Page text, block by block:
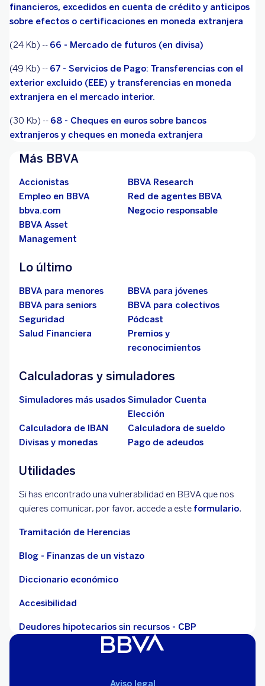
financieros, excedidos en cuenta de crédito y anticipos
sobre efectos o certificaciones en moneda extranjera
(24 Kb) -- 66 - Mercado de futuros (en divisa)
(49 Kb) -- 67 - Servicios de Pago: Transferencias con el
exterior excluido (EEE) y transferencias en moneda
extranjera en el mercado interior.
(30 Kb) -- 68 - Cheques en euros sobre bancos
extranjeros y cheques en moneda extranjera
Más BBVA
Accionistas
BBVA Research
Empleo en BBVA
Red de agentes BBVA
bbva.com
Negocio responsable
BBVA Asset
Management
Lo último
BBVA para menores
BBVA para jóvenes
BBVA para seniors
BBVA para colectivos
Seguridad
Pódcast
Salud Financiera
Premios y
reconocimientos
Calculadoras y simuladores
Simuladores más usados Simulador Cuenta
Elección
Calculadora de IBAN
Calculadora de sueldo
Divisas y monedas
Pago de adeudos
Utilidades
Si has encontrado una vulnerabilidad en BBVA que nos
quieres comunicar, por favor, accede a este formulario.
Tramitación de Herencias
Blog - Finanzas de un vistazo
Diccionario económico
Accesibilidad
Deudores hipotecarios sin recursos - CBP
Aviso legal